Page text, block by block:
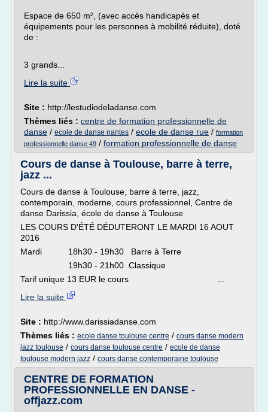
Espace de 650 m², (avec accès handicapés et
équipements pour les personnes à mobilité réduite), doté
de :
3 grands...
Lire la suite
Site : http://lestudiodeladanse.com
Thèmes liés : centre de formation professionnelle de
danse / ecole de danse nantes / ecole de danse rue / formation
professionnelle danse 49 / formation professionnelle de danse
Cours de danse à Toulouse, barre à terre,
jazz ...
Cours de danse à Toulouse, barre à terre, jazz,
contemporain, moderne, cours professionnel, Centre de
danse Darissia, école de danse à Toulouse
LES COURS D'ÉTÉ DÉDUTERONT LE MARDI 16 AOUT
2016
Mardi 18h30 - 19h30 Barre à Terre
19h30 - 21h00 Classique
Tarif unique 13 EUR le cours ...
Lire la suite
Site : http://www.darissiadanse.com
Thèmes liés : ecole danse toulouse centre / cours danse modern
jazz toulouse / cours danse toulouse centre / ecole de danse
toulouse modern jazz / cours danse contemporaine toulouse
CENTRE DE FORMATION
PROFESSIONNELLE EN DANSE -
offjazz.com